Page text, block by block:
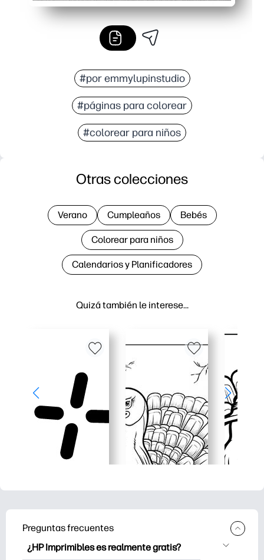
#por emmylupinstudio
#páginas para colorear
#colorear para niños
Quizá también le interese…
Otras colecciones
Verano Cumpleaños Bebés
Colorear para niños
Calendarios y Planificadores
Preguntas frecuentes
¿HP Imprimibles es realmente gratis?